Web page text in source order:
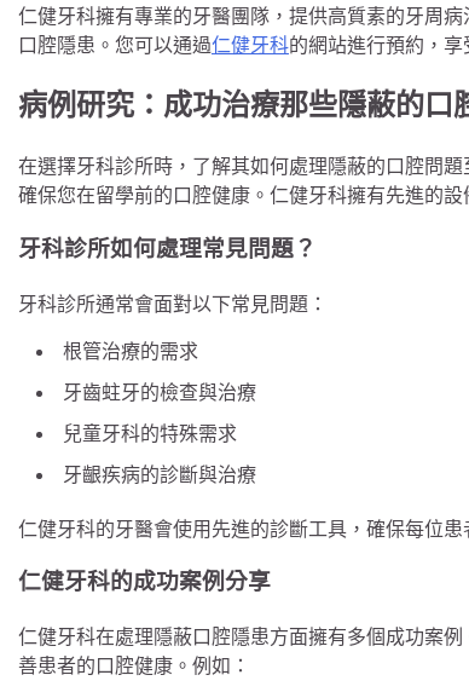
仁健牙科擁有專業的牙醫團隊，提供高質素的牙周
口腔隱患。您可以通過仁健牙科的網站進行預約，享
病例研究：成功治療那些隱蔽的口
在選擇牙科診所時，了解其如何處理隱蔽的口腔問
確保您在留學前的口腔健康。仁健牙科擁有先進的
牙科診所如何處理常見問題？
牙科診所通常會面對以下常見問題：
根管治療的需求
牙齒蛀牙的檢查與治療
兒童牙科的特殊需求
牙齦疾病的診斷與治療
仁健牙科的牙醫會使用先進的診斷工具，確保每位
仁健牙科的成功案例分享
仁健牙科在處理隱蔽口腔隱患方面擁有多個成功案
善患者的口腔健康。例如：